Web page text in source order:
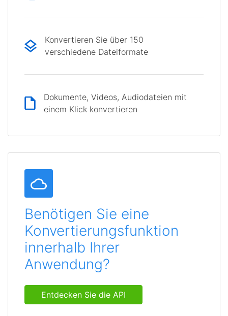
Konvertieren Sie über 150
verschiedene Dateiformate
Dokumente, Videos, Audiodateien mit
einem Klick konvertieren
Benötigen Sie eine
Konvertierungsfunktion
innerhalb Ihrer
Anwendung?
Entdecken Sie die API